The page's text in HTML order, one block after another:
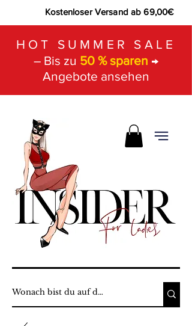
Kostenloser Versand ab 69,00€
HOT SUMMER SALE
– Bis zu 50 % sparen →
Angebote ansehen